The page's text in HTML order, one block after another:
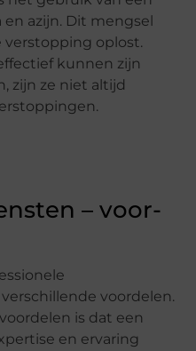
azijn. Dit mengsel
verstopping oplost.
kunnen zijn
zijn ze niet altijd
– voor-
voordelen.
is dat een
en ervaring